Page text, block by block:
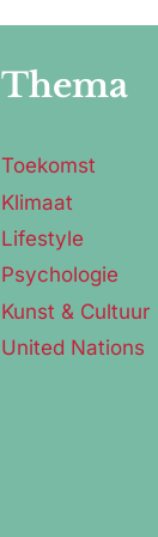
Thema
Toekomst
Klimaat
Lifestyle
Psychologie
Kunst & Cultuur
United Nations